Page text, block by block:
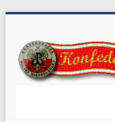
treści
Polski